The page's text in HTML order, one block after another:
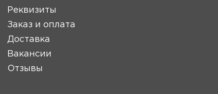
Реквизиты
Заказ и оплата
Доставка
Вакансии
Отзывы